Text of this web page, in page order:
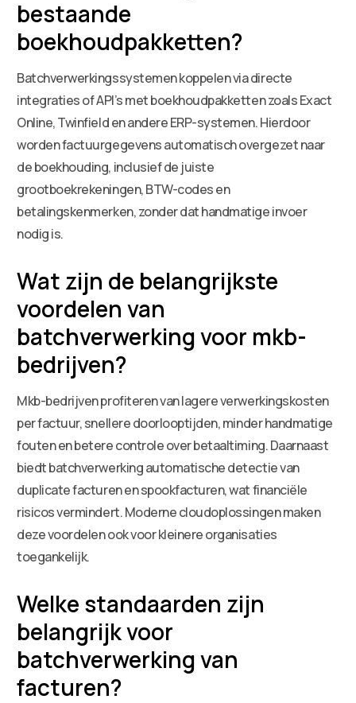
bestaande
boekhoudpakketten?
Batchverwerkingssystemen koppelen via directe
integraties of API’s met boekhoudpakketten zoals Exact
Online, Twinfield en andere ERP-systemen. Hierdoor
worden factuurgegevens automatisch overgezet naar
de boekhouding, inclusief de juiste
grootboekrekeningen, BTW-codes en
betalingskenmerken, zonder dat handmatige invoer
nodig is.
Wat zijn de belangrijkste
voordelen van
batchverwerking voor mkb-
bedrijven?
Mkb-bedrijven profiteren van lagere verwerkingskosten
per factuur, snellere doorlooptijden, minder handmatige
fouten en betere controle over betaaltiming. Daarnaast
biedt batchverwerking automatische detectie van
duplicate facturen en spookfacturen, wat financiële
risicos vermindert. Moderne cloudoplossingen maken
deze voordelen ook voor kleinere organisaties
toegankelijk.
Welke standaarden zijn
belangrijk voor
batchverwerking van
facturen?